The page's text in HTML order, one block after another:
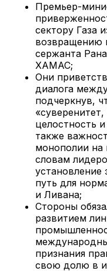
Премьер-
сектору Газа
возвращению
сержанта
ХАМАС;
Они
диалога
подчеркнув,
целостность
также
монополии
словам
установление
путь для
и Ливана;
Стороны
развитием
признания
свою долю в